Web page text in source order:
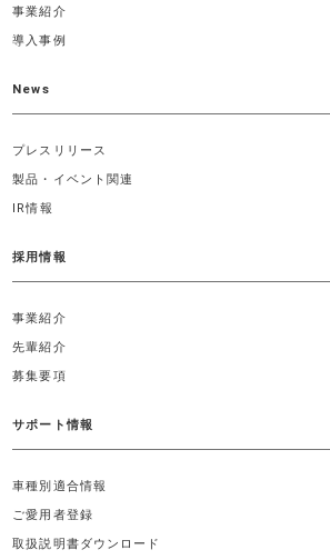
事業紹介
導入事例
News
プレスリリース
製品・イベント関連
IR情報
採用情報
事業紹介
先輩紹介
募集要項
サポート情報
車種別適合情報
ご愛用者登録
取扱説明書ダウンロード